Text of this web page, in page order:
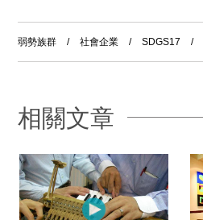
弱勢族群 / 社會企業 / SDGS17 /
相關文章